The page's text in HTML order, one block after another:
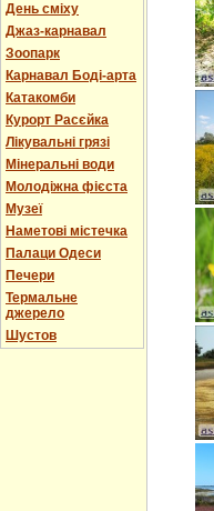
День сміху
Джаз-карнавал
Зоопарк
Карнавал Боді-арта
Катакомби
Курорт Расєйка
Лікувальні грязі
Мінеральні води
Молодіжна фієста
Музеї
Наметові містечка
Палаци Одеси
Печери
Термальне
джерело
Шустов